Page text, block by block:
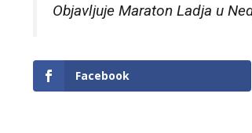
Objavljuje Maraton Ladja u
Facebook